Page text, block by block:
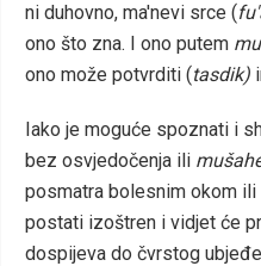
ni duhovno, ma'nevi srce (
ono što zna. I ono putem
ono može potvrditi (tasdik)
Iako je moguće spoznati i
bez osvjedočenja ili
posmatra bolesnim okom ili
postati izoštren i vidjet će
dospijeva do čvrstog